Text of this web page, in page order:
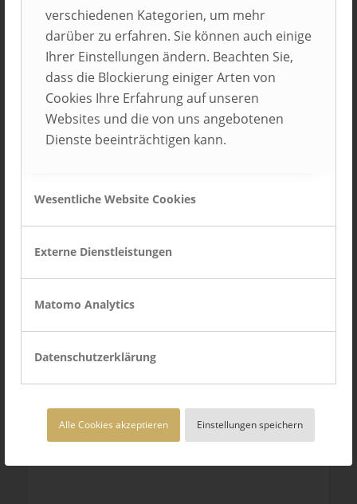
verschiedenen Kategorien, um mehr
darüber zu erfahren. Sie können auch einige
Ihrer Einstellungen ändern. Beachten Sie,
dass die Blockierung einiger Arten von
Cookies Ihre Erfahrung auf unseren
Websites und die von uns angebotenen
Dienste beeinträchtigen kann.
Wesentliche Website Cookies
Externe Dienstleistungen
Matomo Analytics
Datenschutzerklärung
Alle Cookies akzeptieren Einstellungen speichern
Bauformat Küchen GmbH & Co. KG
Bayer Gastronomie GmbH
Leverkusen